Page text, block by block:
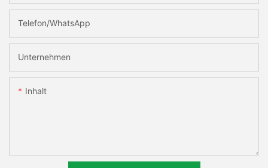
Telefon/WhatsApp
Unternehmen
Inhalt